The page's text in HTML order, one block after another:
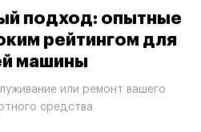
подход: опытные
рейтингом для
машины
или ремонт вашего
средства